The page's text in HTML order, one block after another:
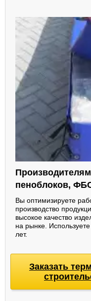
пеноблоков,
Вы оптимизируете
производство
высокое качество
на рынке.
лет.
Заказать